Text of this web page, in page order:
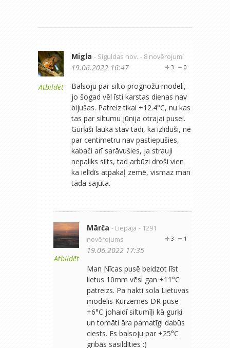
Atbildēt
Migla - Siguldas nov. - 8 novērojumi
0
3
19.06.2022 16:47
Balsoju par silto prognožu modeli,
jo šogad vēl īsti karstas dienas nav
bijušas. Patreiz tikai +12.4°C, nu kas
tas par siltumu jūnija otrajai pusei.
Gurķīši laukā stāv tādi, ka izlīduši, ne
par centimetru nav pastiepušies,
kabači arī sarāvušies, ja strauji
nepaliks silts, tad arbūzi droši vien
ka ielīdīs atpakaļ zemē, vismaz man
tāda sajūta.
Atbildēt
Mārča - Liepāja - 1291
novērojums
1
3
19.06.2022 17:35
Man Nīcas pusē beidzot līst
lietus 10mm vēsi gan +11°C
patreizs. Pa nakti sola Lietuvas
modelis Kurzemes DR pusē
+6°C johaidī siltumīļi kā gurķi
un tomāti āra pamatīgi dabūs
ciests. Es balsoju par +25°C
gribās sasildīties :)